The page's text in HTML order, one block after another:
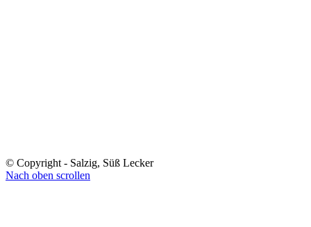
© Copyright - Salzig, Süß Lecker
Nach oben scrollen